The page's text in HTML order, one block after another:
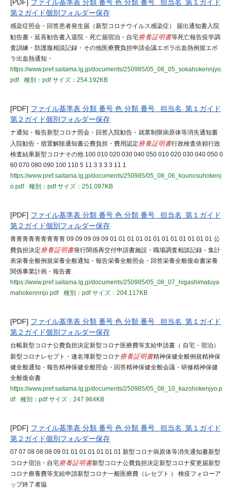
[PDF] ファイル基準表 分類 番号 色 分類 番号 担当名 第１ガイド
第２ガイド個別フォルダー保存
感染症照会・回答患者発生届（新型コロナウイルス感染症） 届出通知書入院
勧告書・延長勧告書入退院・死亡届宿泊・自宅療養証明書等死亡報告疫学調
査訓練・防護服相談記録・その他医療費負担申請会議エボラ出血熱例規エボ
ラ出血熱通知・
https://www.pref.saitama.lg.jp/documents/250985/05_08_05_sokahokennjyo.
pdf
種別：pdfサイズ：254.192KB
[PDF] ファイル基準表 分類 番号 色 分類 番号 担当名 第１ガイド
第２ガイド個別フォルダー保存
ナ通知・報告新型コロナ照会・回答入院勧告・就業制限病原体等消失通知書
入院勧告・措置解除通知書公費負担・費用認定療養証明書行政検査依頼行政
検査結果新型コロナその他 100 010 020 030 040 050 010 020 030 040 050 0
60 070 080 090 100 110 5 11 3 3 3 3 11 1
https://www.pref.saitama.lg.jp/documents/250985/05_08_06_kounosuhokenj
o.pdf
種別：pdfサイズ：251.097KB
[PDF] ファイル基準表 分類 番号 色 分類 番号 担当名 第１ガイド
第２ガイド個別フォルダー保存
青青青青青青青青青 09 09 09 09 09 01 01 01 01 01 01 01 01 01 01 01 01 公
費負担決定療養証明書発行関係再交付申請書施設・職場調査相談記録・集計
表栄養全般例規栄養全般通知・報告栄養全般照会・回答栄養全般復命書栄養
関係事業計画・報告書
https://www.pref.saitama.lg.jp/documents/250985/05_08_07_higashimatuya
mahokennnjo.pdf
種別：pdfサイズ：204.117KB
[PDF] ファイル基準表 分類 番号 色 分類 番号 担当名 第１ガイド
第２ガイド個別フォルダー保存
台帳新型コロナ公費負担決定新型コロナ医療費等支給申請書（ 自宅・宿泊）
新型コロナレセプト・連名簿新型コロナ療養証明書精神保健全般例規精神保
健全般通知・報告精神保健全般照会・回答精神保健全般会議・研修精神保健
全般復命書
https://www.pref.saitama.lg.jp/documents/250985/05_08_10_kazohokenjyo.p
df
種別：pdfサイズ：247.964KB
[PDF] ファイル基準表 分類 番号 色 分類 番号 担当名 第１ガイド
第２ガイド個別フォルダー保存
07 07 08 08 08 09 01 01 01 01 01 01 01 新型コロナ病原体等消失通知書新型
コロナ宿泊・自宅療養証明書新型コロナ公費負担決定新型コロナ変更届新型
コロナ療養費等支給申請新型コロナ一般医療費（レセプト ） 検疫フォローア
ップ終了者協